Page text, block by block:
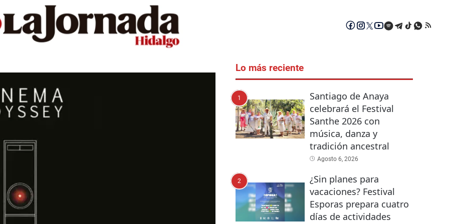
Lo más reciente
1
Santiago de Anaya
celebrará el Festival
Santhe 2026 con
música, danza y
tradición ancestral
Agosto 6, 2026
2
¿Sin planes para
vacaciones? Festival
Esporas prepara cuatro
días de actividades